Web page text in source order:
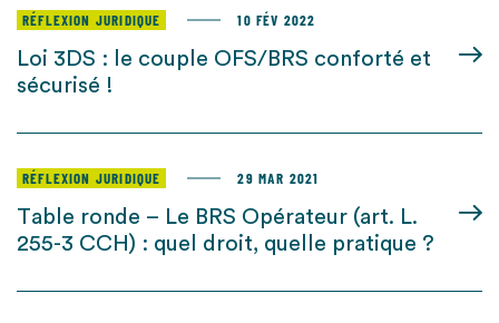
RÉFLEXION JURIDIQUE 10 FÉV 2022
Loi 3DS : le couple OFS/BRS conforté et
sécurisé !
RÉFLEXION JURIDIQUE 29 MAR 2021
Table ronde – Le BRS Opérateur (art. L.
255-3 CCH) : quel droit, quelle pratique ?